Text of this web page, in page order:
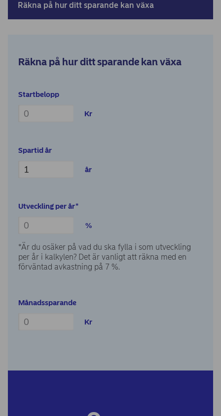
Räkna på hur ditt sparande kan växa